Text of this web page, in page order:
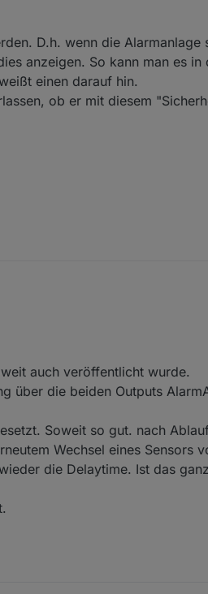
D.h. wenn die Alarmanlage
anzeigen. So kann man es in
einen darauf hin.
ob er mit diesem
auch veröffentlicht wurde.
über die beiden Outputs
Soweit so gut. nach
Wechsel eines Sensors
die Delaytime. Ist das